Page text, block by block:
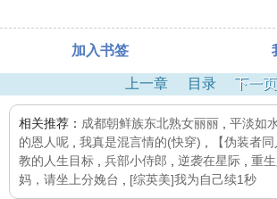
加入书签
上一章 目录 下一页
相关推荐： 成都朝鲜族东北熟女丽丽 平淡如
的恩人呢
我真是混言情的(快穿) 【伪装者
教的人生目标
兵部小侍郎 逆袭在星际 重
妈，请坐上分娩台
[综英美]我为自己续1秒